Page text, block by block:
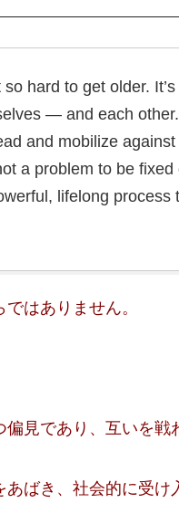
hard to get older.
— and each
and mobilize
a problem to be fixed
lifelong process
はありません。
見であり、互いを戦
ばき、社会的に受け